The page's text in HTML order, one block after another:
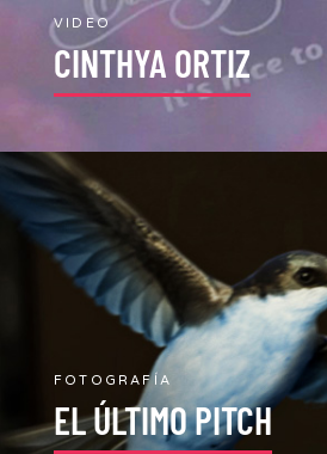
VIDEO
CINTHYA ORTIZ
FOTOGRAFÍA
EL ÚLTIMO PITCH